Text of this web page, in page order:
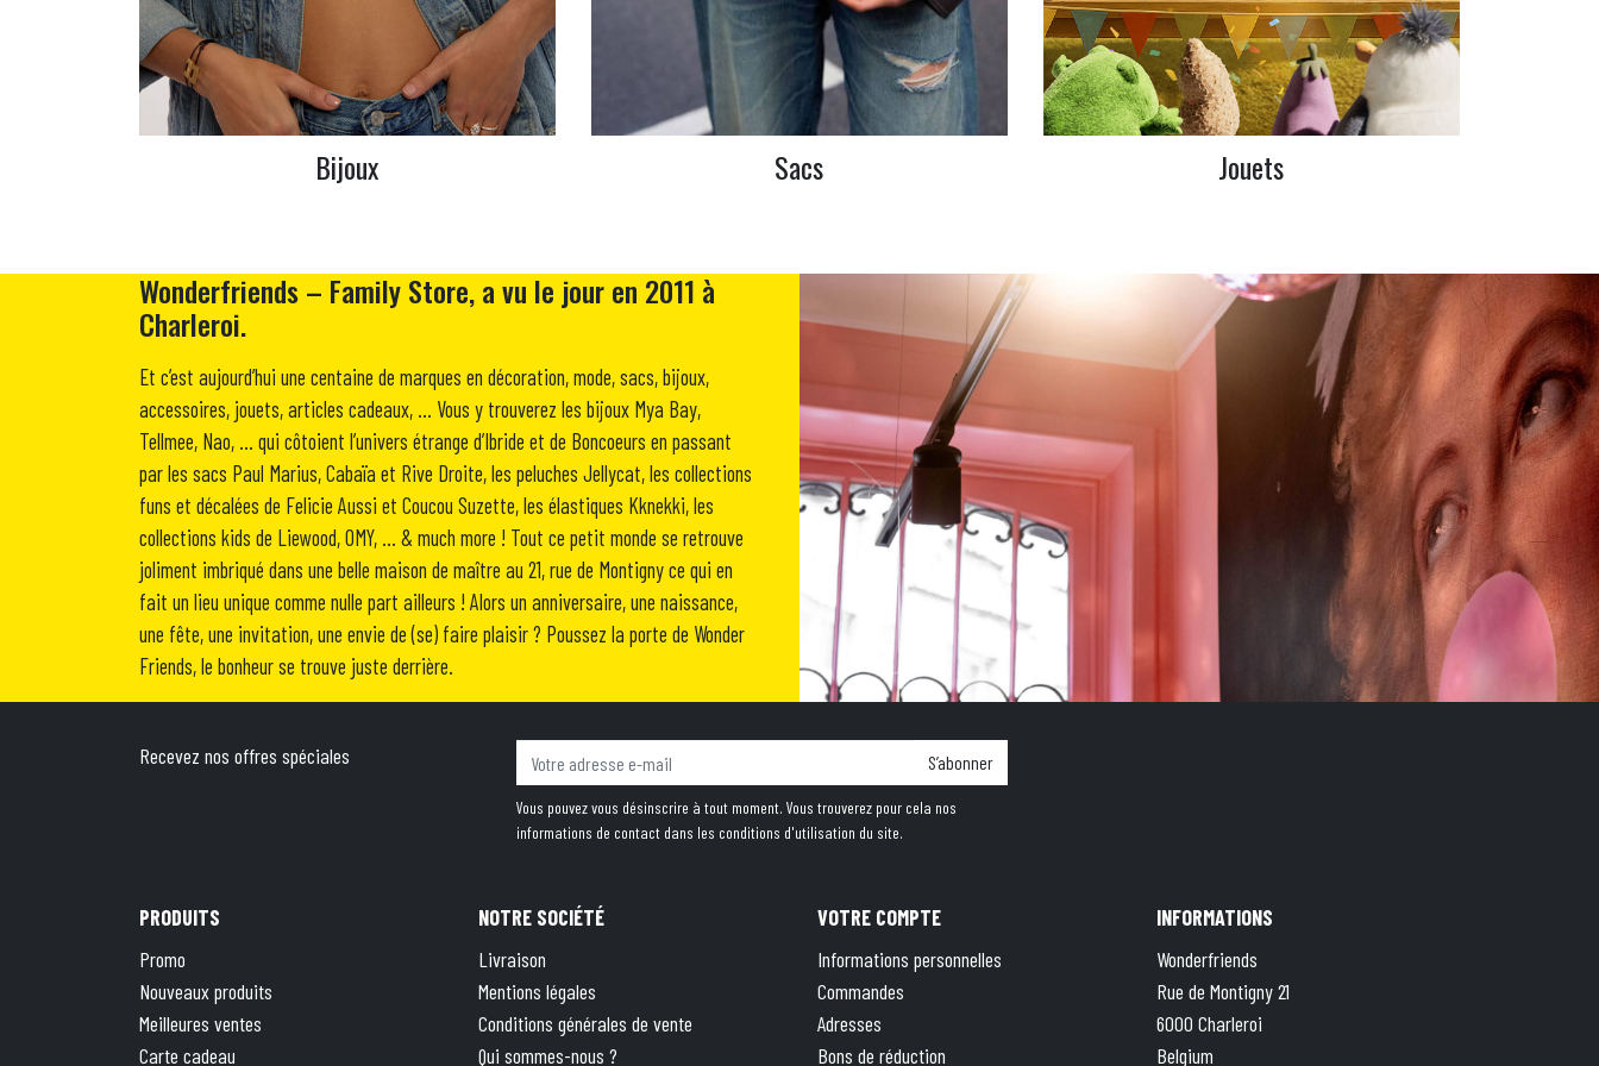
Wonderfriends – Family Store, a vu le jour en 2011 à
Charleroi.
Et c’est aujourd’hui une centaine de marques en décoration, mode, sacs, bijoux,
accessoires, jouets, articles cadeaux, … Vous y trouverez les bijoux Mya Bay,
Tellmee, Nao, … qui côtoient l’univers étrange d’Ibride et de Boncoeurs en passant
par les sacs Paul Marius, Cabaïa et Rive Droite, les peluches Jellycat, les collections
funs et décalées de Felicie Aussi et Coucou Suzette, les élastiques Kknekki, les
collections kids de Liewood, OMY, … & much more ! Tout ce petit monde se retrouve
joliment imbriqué dans une belle maison de maître au 21, rue de Montigny ce qui en
fait un lieu unique comme nulle part ailleurs ! Alors un anniversaire, une naissance,
une fête, une invitation, une envie de (se) faire plaisir ? Poussez la porte de Wonder
Friends, le bonheur se trouve juste derrière.
Bijoux Sacs Jouets
Recevez nos offres spéciales S’abonner
Vous pouvez vous désinscrire à tout moment. Vous trouverez pour cela nos
informations de contact dans les conditions d'utilisation du site.
PRODUITS
Promo
Nouveaux produits
Meilleures ventes
Carte cadeau
NOTRE SOCIÉTÉ
Livraison
Mentions légales
Conditions générales de vente
Qui sommes-nous ?
VOTRE COMPTE
Informations personnelles
Commandes
Adresses
Bons de réduction
INFORMATIONS
Wonderfriends
Rue de Montigny 21
6000 Charleroi
Belgium